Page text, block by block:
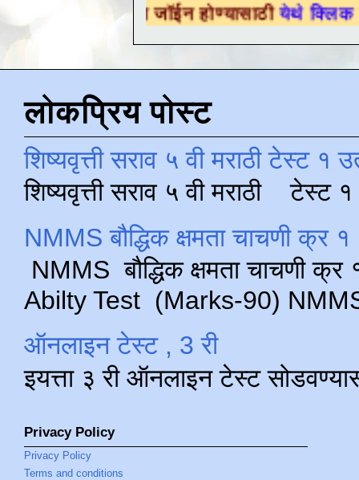
जॉईन होण्यासाठीयेथे क्लिक करा .
लोकप्रिय पोस्ट
शिष्यवृत्ती सराव ५ वी मराठी टेस्ट १
शिष्यवृत्ती सराव ५ वी मराठी टेस्ट
NMMS बौद्धिक क्षमता चाचणी क्र
NMMS बौद्धिक क्षमता चाचणी
Abilty Test (Marks-90) NMMS
ऑनलाइन टेस्ट , 3 री
इयत्ता ३ री ऑनलाइन टेस्ट
Privacy Policy
Privacy Policy
Terms and conditions